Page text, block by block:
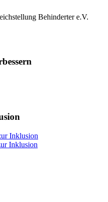
Behinderter e.V.
Inklusion
Inklusion